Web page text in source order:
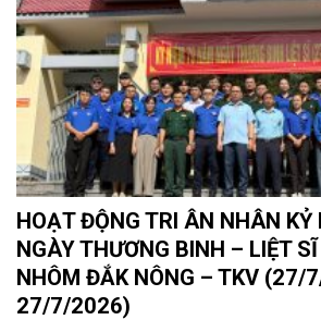
HOẠT ĐỘNG TRI ÂN NHÂN
NGÀY THƯƠNG BINH – LIỆT
NHÔM ĐẮK NÔNG – TKV (27/
27/7/2026)